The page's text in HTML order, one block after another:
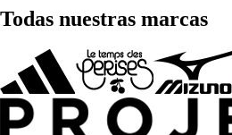
Todas nuestras marcas